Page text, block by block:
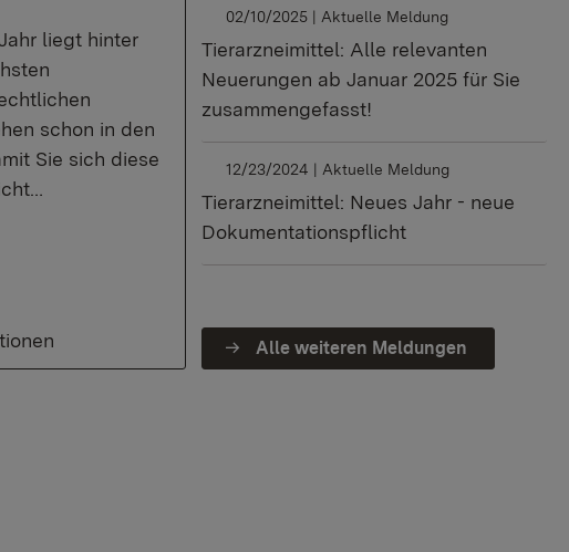
liegt hinter
schon in den
Sie sich diese
02/10/2025 | Aktuelle Meldung
Tierarzneimittel: Alle relevanten
Neuerungen ab Januar 2025 für Sie
zusammengefasst!
12/23/2024 | Aktuelle Meldung
Tierarzneimittel: Neues Jahr - neue
Dokumentationspflicht
Alle weiteren Meldungen